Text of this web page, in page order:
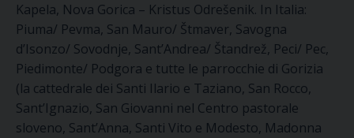
Kapela, Nova Gorica – Kristus Odrešenik. In Italia:
Piuma/ Pevma, San Mauro/ Štmaver, Savogna
d’Isonzo/ Sovodnje, Sant’Andrea/ Štandrež, Peci/ Pec,
Piedimonte/ Podgora e tutte le parrocchie di Gorizia
(la cattedrale dei Santi Ilario e Taziano, San Rocco,
Sant’Ignazio, San Giovanni nel Centro pastorale
sloveno, Sant’Anna, Santi Vito e Modesto, Madonna